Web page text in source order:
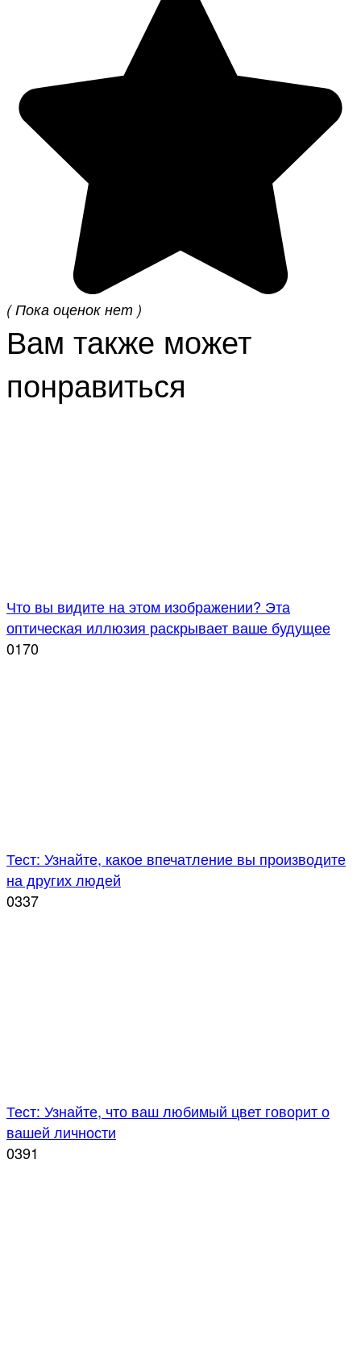
( Пока оценок нет )
Вам также может
понравиться
Что вы видите на этом изображении? Эта
оптическая иллюзия раскрывает ваше будущее
0170
Тест: Узнайте, какое впечатление вы производите
на других людей
0337
Тест: Узнайте, что ваш любимый цвет говорит о
вашей личности
0391